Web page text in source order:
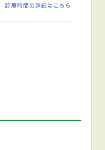
診療時間の詳細はこちら